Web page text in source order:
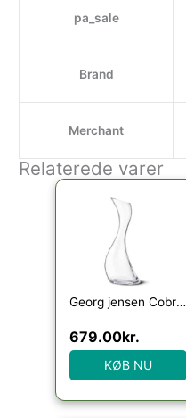
pa_sale
Brand
Merchant
Relaterede varer
Georg jensen Cobra Karaffel
679.00kr.
KØB NU